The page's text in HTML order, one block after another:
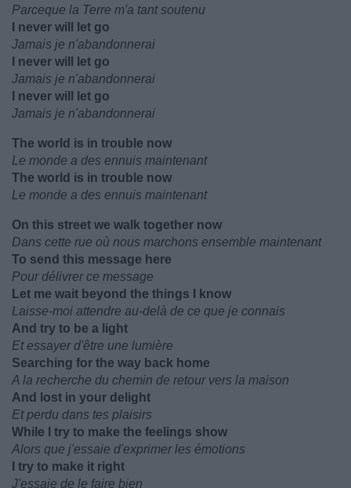
Parceque la Terre m'a tant soutenu
I never will let go
Jamais je n'abandonnerai
I never will let go
Jamais je n'abandonnerai
I never will let go
Jamais je n'abandonnerai
The world is in trouble now
Le monde a des ennuis maintenant
The world is in trouble now
Le monde a des ennuis maintenant
On this street we walk together now
Dans cette rue où nous marchons ensemble maintenant
To send this message here
Pour délivrer ce message
Let me wait beyond the things I know
Laisse-moi attendre au-delà de ce que je connais
And try to be a light
Et essayer d'être une lumière
Searching for the way back home
A la recherche du chemin de retour vers la maison
And lost in your delight
Et perdu dans tes plaisirs
While I try to make the feelings show
Alors que j'essaie d'exprimer les émotions
I try to make it right
J'essaie de le faire bien